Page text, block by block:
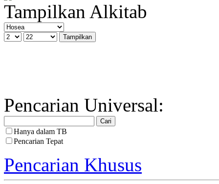
Tampilkan Alkitab
Pencarian Universal:
Hanya dalam TB
Pencarian Tepat
Pencarian Khusus